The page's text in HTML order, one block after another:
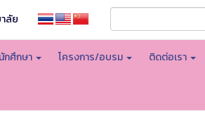
ลัย
กศึกษา โครงการ/อบรม ติดต่อเรา